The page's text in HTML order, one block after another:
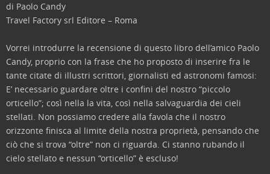
di Paolo Candy
Travel Factory srl Editore – Roma
Vorrei introdurre la recensione di questo libro dell’amico Paolo
Candy, proprio con la frase che ho proposto di inserire fra le
tante citate di illustri scrittori, giornalisti ed astronomi famosi:
E’ necessario guardare oltre i confini del nostro “piccolo
orticello”; così nella la vita, così nella salvaguardia dei cieli
stellati. Non possiamo credere alla favola che il nostro
orizzonte finisca al limite della nostra proprietà, pensando che
ciò che si trova “oltre” non ci riguarda. Ci stanno rubando il
cielo stellato e nessun “orticello” è escluso!